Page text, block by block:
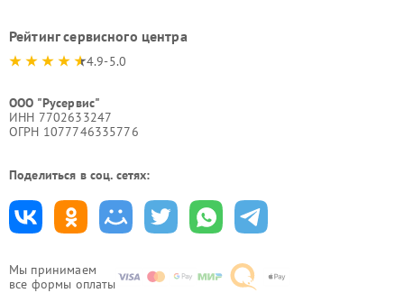
Мы принимаем
все формы оплаты
Рейтинг сервисного центра
4.9-5.0
ООО "Русервис"
ИНН 7702633247
ОГРН 1077746335776
Поделиться в соц. сетях: